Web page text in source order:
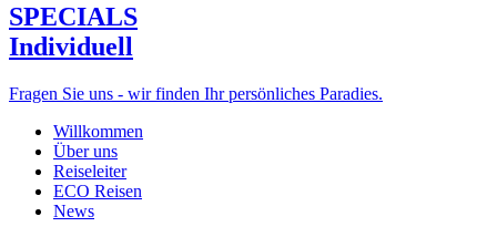
SPECIALS
Individuell
Fragen Sie uns - wir finden Ihr persönliches Paradies.
Willkommen
Über uns
Reiseleiter
ECO Reisen
News